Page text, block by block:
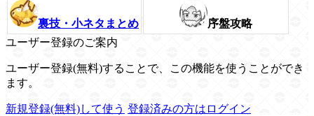
裏技・小ネタまとめ
序盤攻略
ユーザー登録のご案内
ユーザー登録(無料)することで、この機能を使うことができ
ます。
新規登録(無料)して使う 登録済みの方はログイン